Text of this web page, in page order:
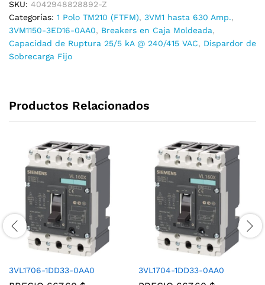
SKU: 4042948828892-Z
Categorías: 1 Polo TM210 (FTFM), 3VM1 hasta 630 Amp.,
3VM1150-3ED16-0AA0, Breakers en Caja Moldeada,
Capacidad de Ruptura 25/5 kA @ 240/415 VAC, Dispardor de
Sobrecarga Fijo
Productos Relacionados
3VL1706-1DD33-0AA0 3VL1704-1DD33-0AA0